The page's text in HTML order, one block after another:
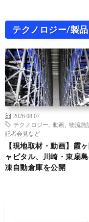
テクノロジー/製品
2026.08.07
テクノロジー
動画 物流施
記者会見など
【現地取材・動画】霞
ャピタル、川崎・東扇
凍自動倉庫を公開